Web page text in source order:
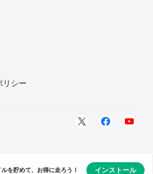
リシー
を貯めて、お得に走ろう！ インストール